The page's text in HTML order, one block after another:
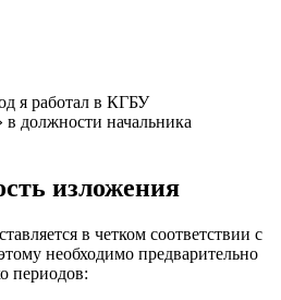
я работал в КГБУ
должности начальника
изложения
в четком соответствии с
необходимо предварительно
периодов: